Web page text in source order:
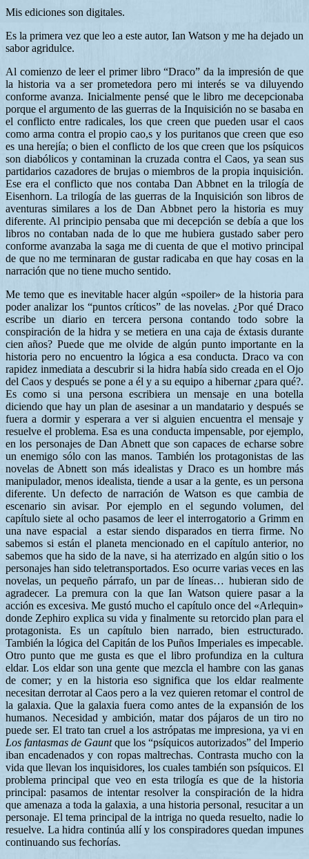
Mis ediciones son digitales.
Es la primera vez que leo a este autor, Ian Watson y me ha dejado un
sabor agridulce.
Al comienzo de leer el primer libro “Draco” da la impresión de que
la historia va a ser prometedora pero mi interés se va diluyendo
conforme avanza. Inicialmente pensé que le libro me decepcionaba
porque el argumento de las guerras de la Inquisición no se basaba en
el conflicto entre radicales, los que creen que pueden usar el caos
como arma contra el propio cao,s y los puritanos que creen que eso
es una herejía; o bien el conflicto de los que creen que los psíquicos
son diabólicos y contaminan la cruzada contra el Caos, ya sean sus
partidarios cazadores de brujas o miembros de la propia inquisición.
Ese era el conflicto que nos contaba Dan Abbnet en la trilogía de
Eisenhorn. La trilogía de las guerras de la Inquisición son libros de
aventuras similares a los de Dan Abbnet pero la historia es muy
diferente. Al principio pensaba que mi decepción se debía a que los
libros no contaban nada de lo que me hubiera gustado saber pero
conforme avanzaba la saga me di cuenta de que el motivo principal
de que no me terminaran de gustar radicaba en que hay cosas en la
narración que no tiene mucho sentido.
Me temo que es inevitable hacer algún «spoiler» de la historia para
poder analizar los “puntos críticos” de las novelas. ¿Por qué Draco
escribe un diario en tercera persona contando todo sobre la
conspiración de la hidra y se metiera en una caja de éxtasis durante
cien años? Puede que me olvide de algún punto importante en la
historia pero no encuentro la lógica a esa conducta. Draco va con
rapidez inmediata a descubrir si la hidra había sido creada en el Ojo
del Caos y después se pone a él y a su equipo a hibernar ¿para qué?.
Es como si una persona escribiera un mensaje en una botella
diciendo que hay un plan de asesinar a un mandatario y después se
fuera a dormir y esperara a ver si alguien encuentra el mensaje y
resuelve el problema. Esa es una conducta impensable, por ejemplo,
en los personajes de Dan Abnett que son capaces de echarse sobre
un enemigo sólo con las manos. También los protagonistas de las
novelas de Abnett son más idealistas y Draco es un hombre más
manipulador, menos idealista, tiende a usar a la gente, es un persona
diferente. Un defecto de narración de Watson es que cambia de
escenario sin avisar. Por ejemplo en el segundo volumen, del
capítulo siete al ocho pasamos de leer el interrogatorio a Grimm en
una nave espacial a estar siendo disparados en tierra firme. No
sabemos si están el planeta mencionado en el capítulo anterior, no
sabemos que ha sido de la nave, si ha aterrizado en algún sitio o los
personajes han sido teletransportados. Eso ocurre varias veces en las
novelas, un pequeño párrafo, un par de líneas… hubieran sido de
agradecer. La premura con la que Ian Watson quiere pasar a la
acción es excesiva. Me gustó mucho el capítulo once del «Arlequin»
donde Zephiro explica su vida y finalmente su retorcido plan para el
protagonista. Es un capítulo bien narrado, bien estructurado.
También la lógica del Capitán de los Puños Imperiales es impecable.
Otro punto que me gusta es que el libro profundiza en la cultura
eldar. Los eldar son una gente que mezcla el hambre con las ganas
de comer; y en la historia eso significa que los eldar realmente
necesitan derrotar al Caos pero a la vez quieren retomar el control de
la galaxia. Que la galaxia fuera como antes de la expansión de los
humanos. Necesidad y ambición, matar dos pájaros de un tiro no
puede ser. El trato tan cruel a los astrópatas me impresiona, ya vi en
Los fantasmas de Gauntque los “psíquicos autorizados” del Imperio
iban encadenados y con ropas maltrechas. Contrasta mucho con la
vida que llevan los inquisidores, los cuales también son psíquicos. El
problema principal que veo en esta trilogía es que de la historia
principal: pasamos de intentar resolver la conspiración de la hidra
que amenaza a toda la galaxia, a una historia personal, resucitar a un
personaje. El tema principal de la intriga no queda resuelto, nadie lo
resuelve. La hidra continúa allí y los conspiradores quedan impunes
continuando sus fechorías.